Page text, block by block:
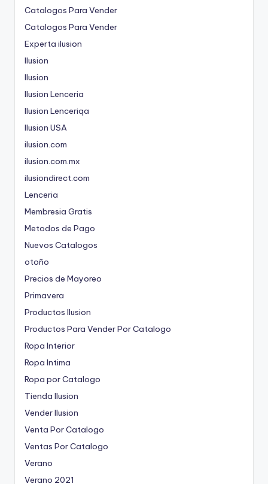
Catalogos Para Vender
Catalogos Para Vender
Experta ilusion
Ilusion
Ilusion
Ilusion Lenceria
Ilusion Lenceriqa
Ilusion USA
ilusion.com
ilusion.com.mx
ilusiondirect.com
Lenceria
Membresia Gratis
Metodos de Pago
Nuevos Catalogos
otoño
Precios de Mayoreo
Primavera
Productos Ilusion
Productos Para Vender Por Catalogo
Ropa Interior
Ropa Intima
Ropa por Catalogo
Tienda Ilusion
Vender Ilusion
Venta Por Catalogo
Ventas Por Catalogo
Verano
Verano 2021